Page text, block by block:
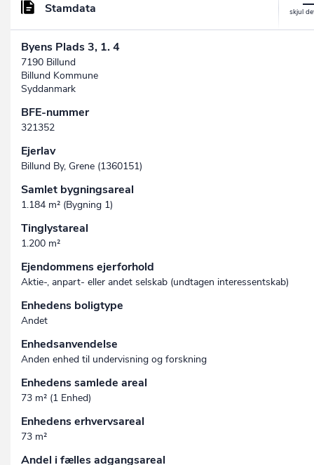
Stamdata
Byens Plads 3, 1. 4
7190 Billund
Billund Kommune
Syddanmark
BFE-nummer
321352
Ejerlav
Billund By, Grene (1360151)
Samlet bygningsareal
1.184 m² (Bygning 1)
Tinglystareal
1.200 m²
Ejendommens ejerforhold
Aktie-, anpart- eller andet selskab (undtagen interessent­skab)
Enhedens boligtype
Andet
Enhedsanvendelse
Anden enhed til undervisning og forskning
Enhedens samlede areal
73 m² (1 Enhed)
Enhedens erhvervsareal
73 m²
Andel i fælles adgangsareal